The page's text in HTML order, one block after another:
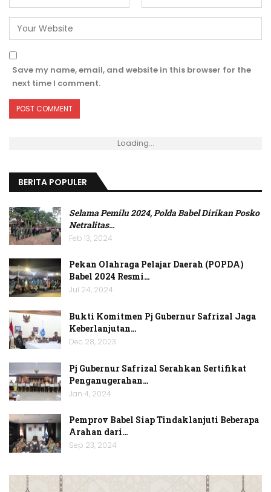
Save my name, email, and website in this browser for the
next time I comment.
Loading...
BERITA POPULER
Selama Pemilu 2024, Polda Babel Dirikan Posko
Netralitas…
Feb 13, 2024
Pekan Olahraga Pelajar Daerah (POPDA)
Babel 2024 Resmi…
Jul 24, 2024
Bukti Komitmen Pj Gubernur Safrizal Jaga
Keberlanjutan…
Dec 28, 2023
Pj Gubernur Safrizal Serahkan Sertifikat
Penganugerahan…
Jan 4, 2024
Pemprov Babel Siap Tindaklanjuti Beberapa
Arahan dari…
Sep 23, 2024